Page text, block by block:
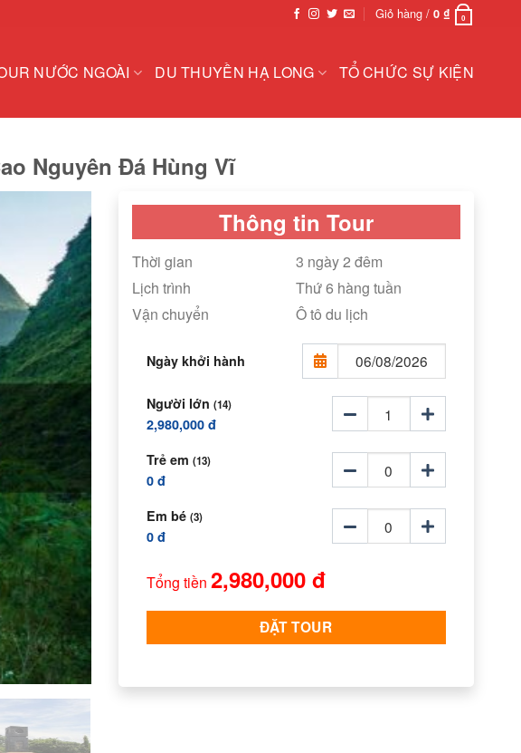
Giỏ hàng / 0 ₫ 0
NƯỚC NGOÀI DU THUYỀN HẠ LONG TỔ CHỨC SỰ KIỆN
Nguyên Đá Hùng Vĩ
Thông tin Tour
Thời gian
3 ngày 2 đêm
Lịch trình
Thứ 6 hàng tuần
Vận chuyển
Ô tô du lịch
Ngày khởi hành
Người lớn (14)
2,980,000 đ
Trẻ em (13)
0 đ
Em bé (3)
0 đ
Tổng tiền 2,980,000 đ
ĐẶT TOUR